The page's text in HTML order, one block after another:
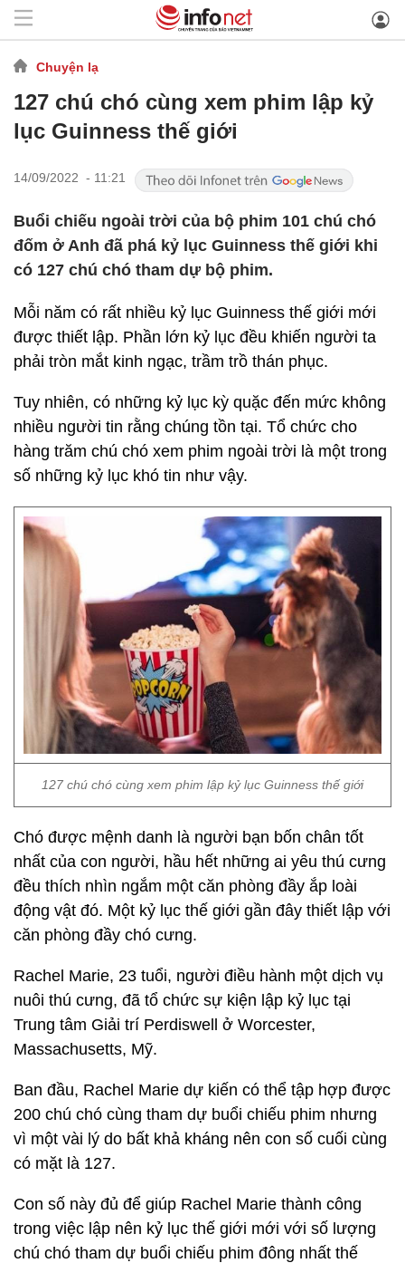
Chuyện lạ
127 chú chó cùng xem phim lập kỷ
lục Guinness thế giới
14/09/2022 - 11:21
Buổi chiếu ngoài trời của bộ phim 101 chú chó
đốm ở Anh đã phá kỷ lục Guinness thế giới khi
có 127 chú chó tham dự bộ phim.
Mỗi năm có rất nhiều kỷ lục Guinness thế giới mới
được thiết lập. Phần lớn kỷ lục đều khiến người ta
phải tròn mắt kinh ngạc, trầm trồ thán phục.
Tuy nhiên, có những kỷ lục kỳ quặc đến mức không
nhiều người tin rằng chúng tồn tại. Tổ chức cho
hàng trăm chú chó xem phim ngoài trời là một trong
số những kỷ lục khó tin như vậy.
127 chú chó cùng xem phim lập kỷ lục Guinness thế giới
Chó được mệnh danh là người bạn bốn chân tốt
nhất của con người, hầu hết những ai yêu thú cưng
đều thích nhìn ngắm một căn phòng đầy ắp loài
động vật đó. Một kỷ lục thế giới gần đây thiết lập với
căn phòng đầy chó cưng.
Rachel Marie, 23 tuổi, người điều hành một dịch vụ
nuôi thú cưng, đã tổ chức sự kiện lập kỷ lục tại
Trung tâm Giải trí Perdiswell ở Worcester,
Massachusetts, Mỹ.
Ban đầu, Rachel Marie dự kiến có thể tập hợp được
200 chú chó cùng tham dự buổi chiếu phim nhưng
vì một vài lý do bất khả kháng nên con số cuối cùng
có mặt là 127.
Con số này đủ để giúp Rachel Marie thành công
trong việc lập nên kỷ lục thế giới mới với số lượng
chú chó tham dự buổi chiếu phim đông nhất thế